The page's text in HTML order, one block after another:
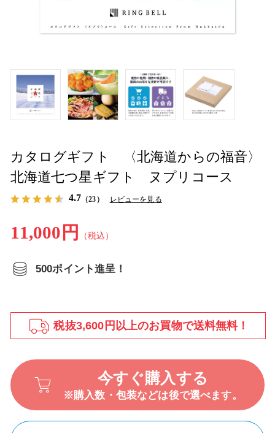
カタログギフト 〈北海道からの福音〉
北海道七つ星ギフト ヌプリコース
4.7 （23） レビューを見る
11,000円 （税込）
500ポイント進呈！
税抜3,600円以上のお買物で送料無料！
今すぐ購入する
※購入数・包装などは後で選べます。